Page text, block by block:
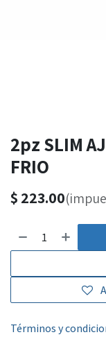
2pz SLIM
FRIO
$ 223.00
Términos y